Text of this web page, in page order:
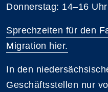
Donnerstag: 14–16 Uhr
Sprechzeiten für den
Migration hier.
In den
Geschäftsstellen nur